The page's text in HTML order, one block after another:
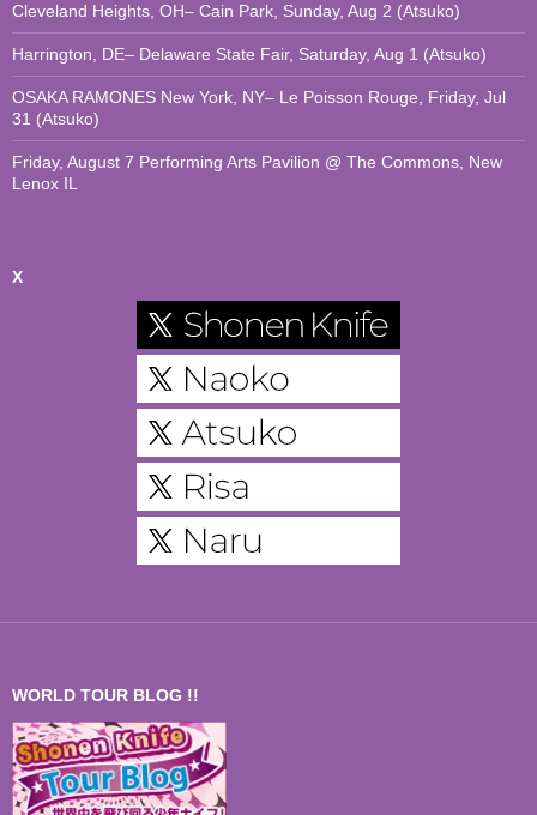
Cleveland Heights, OH– Cain Park, Sunday, Aug 2 (Atsuko)
Harrington, DE– Delaware State Fair, Saturday, Aug 1 (Atsuko)
OSAKA RAMONES New York, NY– Le Poisson Rouge, Friday, Jul
31 (Atsuko)
Friday, August 7 Performing Arts Pavilion @ The Commons, New
Lenox IL
X
WORLD TOUR BLOG !!